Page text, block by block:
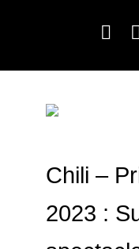
Chili –
2023 :